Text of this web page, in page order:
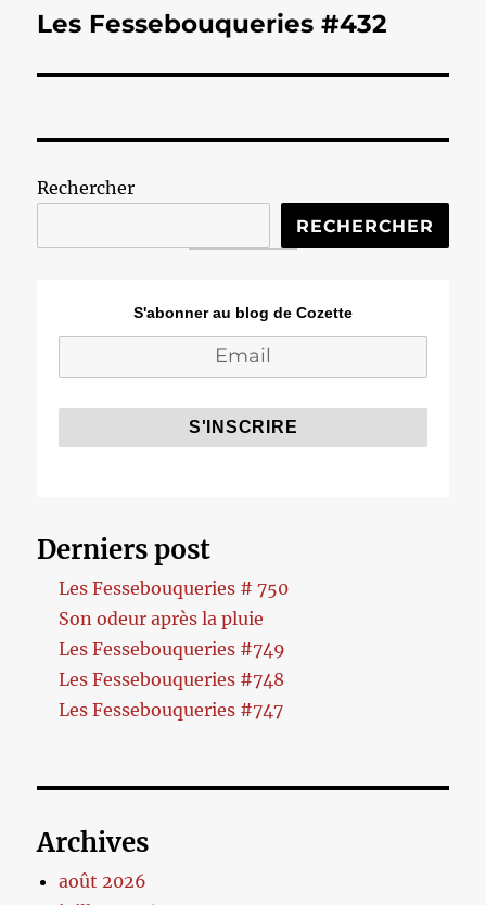
Publication
Les Fessebouqueries #432
Rechercher
RECHERCHER
S'abonner au blog de Cozette
Derniers post
Les Fessebouqueries # 750
Son odeur après la pluie
Les Fessebouqueries #749
Les Fessebouqueries #748
Les Fessebouqueries #747
Archives
août 2026